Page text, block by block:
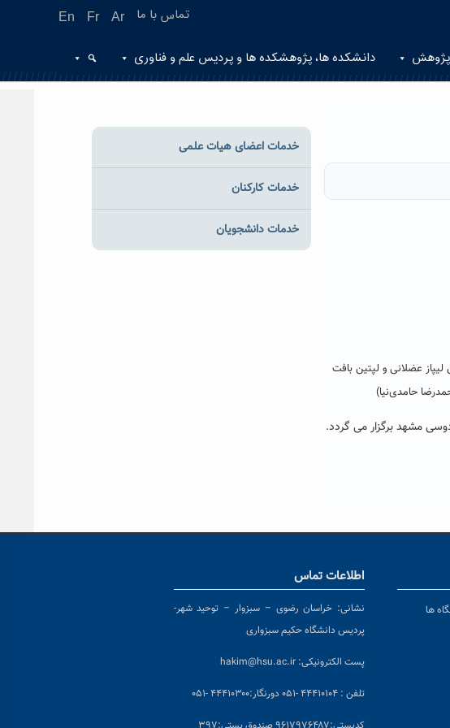
En Fr Ar تماس با ما
پژوهش دانشکده ها، پژوهشکده ها و پردیس علم و فناوری
لیپاز عضلانی و لپتین بافت
حامدی‌نیا)
.
خدمات اعضای هیات علمی
خدمات کارکنان
خدمات دانشجویان
ها
اطلاعات تماس
نشانی: خراسان رضوی – سبزوار – توحید شهر-
پردیس دانشگاه حکیم سبزواری
پست الکترونیکی: hakim@hsu.ac.ir
تلفن : ۴۴۴۱۰۱۰۴ -۰۵۱ دورنگار:۴۴۴۱۰۳۰۰ -۰۵۱